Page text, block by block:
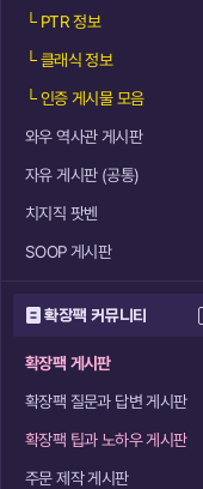
└PTR 정보
└클래식 정보
└인증 게시물 모음
와우 역사관 게시판
자유 게시판 (공통)
치지직 팟벤
SOOP 게시판
확장팩 커뮤니티
확장팩 게시판
확장팩 질문과 답변 게시판
확장팩 팁과 노하우 게시판
주문 제작 게시판